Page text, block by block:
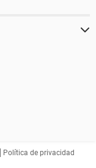
Política de privacidad